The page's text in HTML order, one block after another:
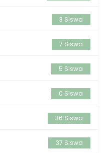
3 Siswa
7 Siswa
5 Siswa
0 Siswa
36 Siswa
37 Siswa